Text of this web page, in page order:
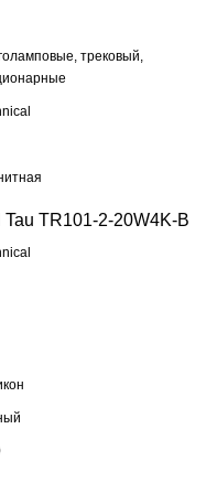
трековый,
TR101-2-20W4K-B